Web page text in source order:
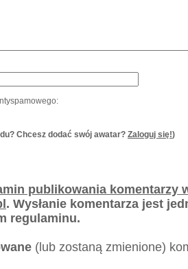
Chcesz dodać swój awatar? Zaloguj się!)
publikowania komentarzy
. Wysłanie komentarza jest
regulaminu.
(lub zostaną zmienione)